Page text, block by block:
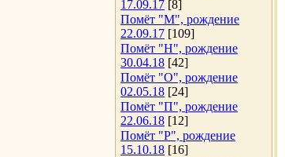
17.09.17 [8]
Помёт "М", рождение
22.09.17 [109]
Помёт "Н", рождение
30.04.18 [42]
Помёт "О", рождение
02.05.18 [24]
Помёт "П", рождение
22.06.18 [12]
Помёт "Р", рождение
15.10.18 [16]